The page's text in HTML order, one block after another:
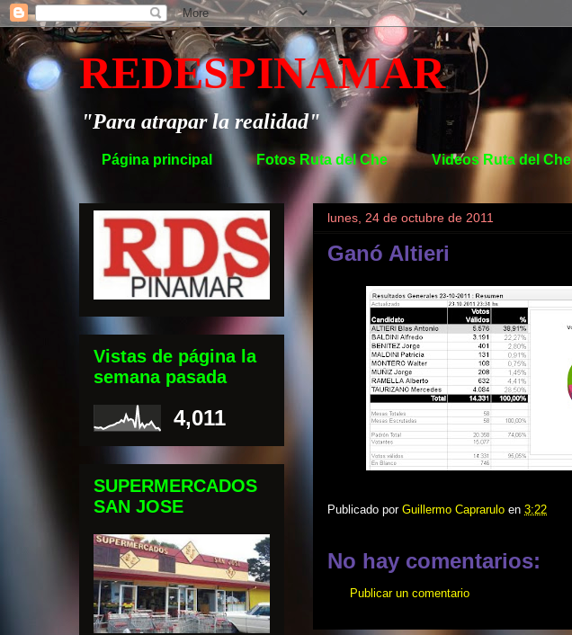
REDESPINAMAR
"Para atrapar la realidad"
Página principal Fotos Ruta del Che Videos Ruta del Che
lunes, 24 de octubre de 2011
Ganó Altieri
Publicado por Guillermo Caprarulo en 3:22
No hay comentarios:
Publicar un comentario
Vistas de página la
semana pasada
4,011
SUPERMERCADOS
SAN JOSE